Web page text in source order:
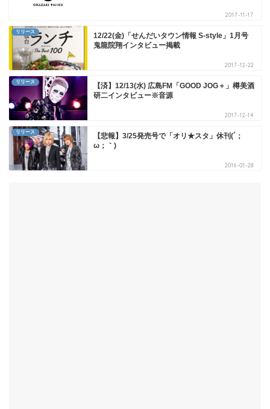
2017-11-17
リリース
12/22(金)「せんだいタウン情報 S-style」1月号
鬼龍院翔インタビュー掲載
2017-12-22
リリース
【済】12/13(水) 広島FM「GOOD JOG＋」樽美酒
研二インタビュー※音源
2017-12-14
リリース
【悲報】3/25発売号で「オリ★スタ」休刊(´；
ω；｀)
2016-01-28